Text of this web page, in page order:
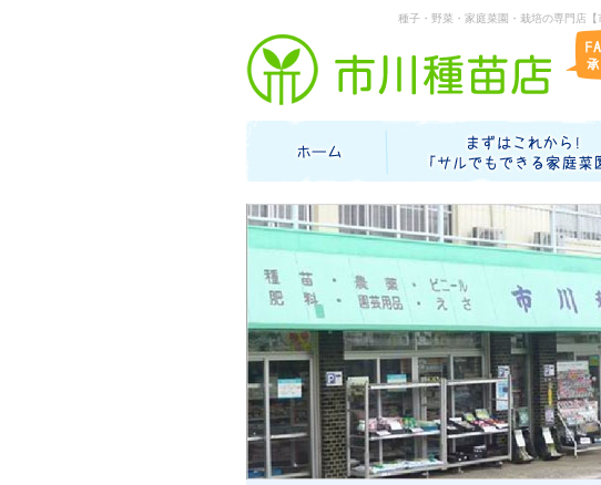
種子・野菜・家庭菜園・栽培の専門店